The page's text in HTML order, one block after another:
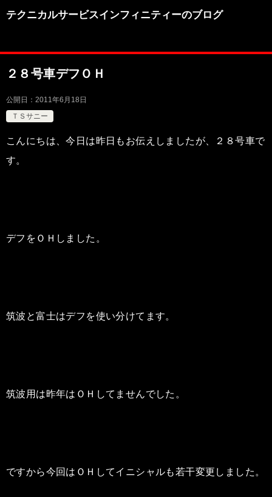
テクニカルサービスインフィニティーのブログ
２８号車デフＯＨ
公開日： 2011年6月18日
ＴＳサニー
こんにちは、今日は昨日もお伝えしましたが、２８号車で
す。
デフをＯＨしました。
筑波と富士はデフを使い分けてます。
筑波用は昨年はＯＨしてませんでした。
ですから今回はＯＨしてイニシャルも若干変更しました。